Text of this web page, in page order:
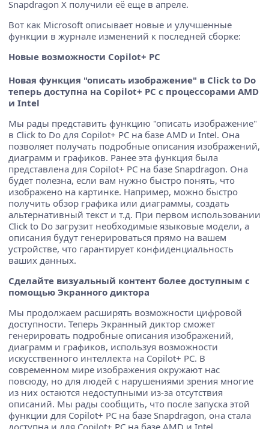
Snapdragon X получили её еще в апреле.
Вот как Microsoft описывает новые и улучшенные
функции в журнале изменений к последней сборке:
Новые возможности Copilot+ PC
Новая функция "описать изображение" в Click to Do
теперь доступна на Copilot+ PC с процессорами AMD
и Intel
Мы рады представить функцию "описать изображение"
в Click to Do для Copilot+ PC на базе AMD и Intel. Она
позволяет получать подробные описания изображений,
диаграмм и графиков. Ранее эта функция была
представлена для Copilot+ PC на базе Snapdragon. Она
будет полезна, если вам нужно быстро понять, что
изображено на картинке. Например, можно быстро
получить обзор графика или диаграммы, создать
альтернативный текст и т.д. При первом использовании
Click to Do загрузит необходимые языковые модели, а
описания будут генерироваться прямо на вашем
устройстве, что гарантирует конфиденциальность
ваших данных.
Сделайте визуальный контент более доступным с
помощью Экранного диктора
Мы продолжаем расширять возможности цифровой
доступности. Теперь Экранный диктор сможет
генерировать подробные описания изображений,
диаграмм и графиков, используя возможности
искусственного интеллекта на Copilot+ PC. В
современном мире изображения окружают нас
повсюду, но для людей с нарушениями зрения многие
из них остаются недоступными из-за отсутствия
описаний. Мы рады сообщить, что после запуска этой
функции для Copilot+ PC на базе Snapdragon, она стала
доступна и для Copilot+ PC на базе AMD и Intel.